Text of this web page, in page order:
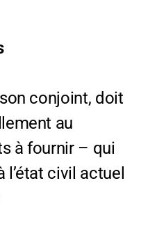
conjoint, doit
au
à fournir – qui
civil actuel